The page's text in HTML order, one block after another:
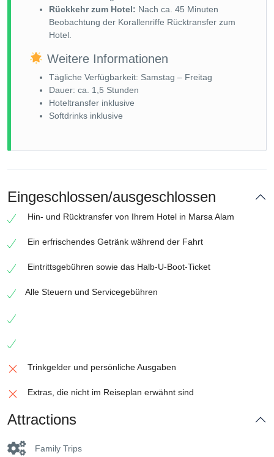
Rückkehr zum Hotel: Nach ca. 45 Minuten
Beobachtung der Korallenriffe Rücktransfer zum
Hotel.
Weitere Informationen
Tägliche Verfügbarkeit: Samstag – Freitag
Dauer: ca. 1,5 Stunden
Hoteltransfer inklusive
Softdrinks inklusive
Eingeschlossen/ausgeschlossen
Hin- und Rücktransfer von Ihrem Hotel in Marsa Alam
Ein erfrischendes Getränk während der Fahrt
Eintrittsgebühren sowie das Halb-U-Boot-Ticket
Alle Steuern und Servicegebühren
Trinkgelder und persönliche Ausgaben
Extras, die nicht im Reiseplan erwähnt sind
Attractions
Family Trips